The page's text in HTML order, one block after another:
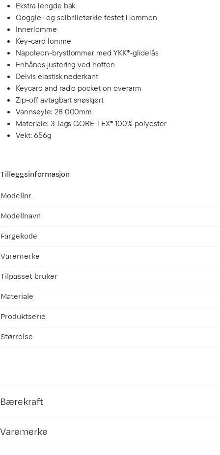
Ekstra lengde bak
Goggle- og solbrilletørkle festet i lommen
Innerlomme
Key-card lomme
Napoleon-brystlommer med YKK®-glidelås
Enhånds justering ved hoften
Delvis elastisk nederkant
Keycard and radio pocket on overarm
Zip-off avtagbart snøskjørt
Vannsøyle: 28 000mm
Materiale: 3-lags GORE-TEX® 100% polyester
Vekt: 656g
Tilleggsinformasjon
Modellnr.
Modellnavn
Fargekode
Varemerke
Tilpasset bruker
Materiale
Produktserie
Størrelse
Bærekraft
Varemerke